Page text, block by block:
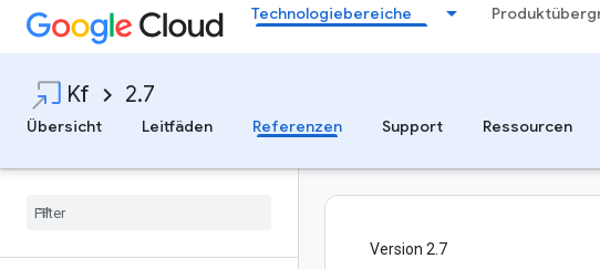
Technologiebereiche
Kf 2.7
Übersicht
Leitfäden Referenzen Support Ressourcen
Version 2.7